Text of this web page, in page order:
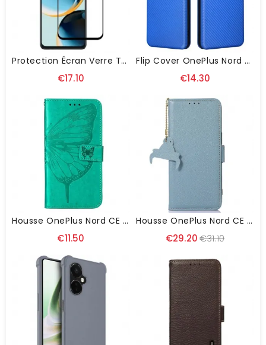
Protection Écran Verre Trempé OnePlus Nord CE 3 Lite 5G Contours Noirs
€17.10
Flip Cover OnePlus Nord CE 3 Lite 5G Texture Fibre Carbone
€14.30
Housse OnePlus Nord CE 3 Lite 5G Papillon Avec Lanière
€11.50
Housse OnePlus Nord CE 3 Lite 5G Vrai Cuir RFID
€29.20€31.10